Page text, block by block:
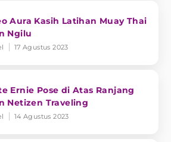
Aura Kasih Latihan Muay Thai
Ngilu
17 Agustus 2023
Ernie Pose di Atas Ranjang
Netizen Traveling
14 Agustus 2023